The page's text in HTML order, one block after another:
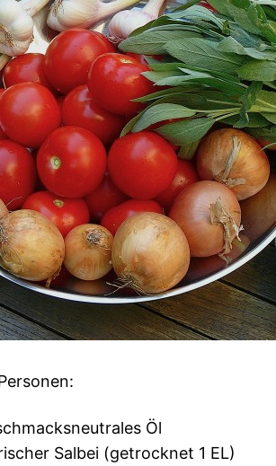
Öl
Salbei (getrocknet 1 EL)